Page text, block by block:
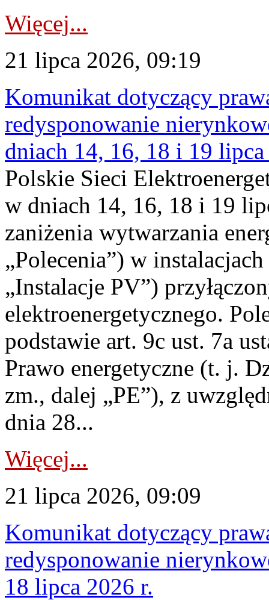
Więcej...
21 lipca 2026, 09:19
Komunikat dotyczący
redysponowanie
dniach 14, 16, 18 i 19
Polskie Sieci
w dniach 14, 16, 18 i 19
zaniżenia wytwarzania
„Polecenia”) w
„Instalacje PV”)
elektroenergetycznego.
podstawie art. 9c ust. 7a
Prawo energetyczne (t. j.
zm., dalej „PE”), z
dnia 28...
Więcej...
21 lipca 2026, 09:09
Komunikat dotyczący
redysponowanie
18 lipca 2026 r.